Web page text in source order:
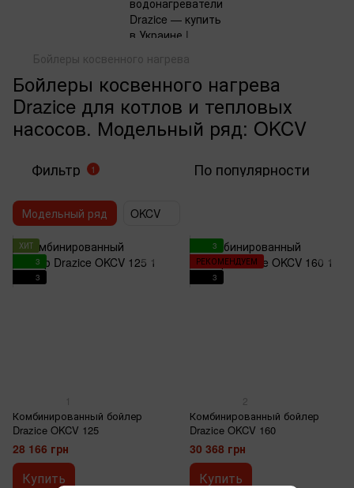
Бойлеры косвенного нагрева
Бойлеры косвенного нагрева
Drazice для котлов и тепловых
насосов. Модельный ряд: OKCV
Фильтр 1 По популярности
Модельный ряд OKCV
ХИТ
3
3
1
Комбинированный бойлер
Drazice OKCV 125
28 166 грн
Купить
3
РЕКОМЕНДУЕМ
3
2
Комбинированный бойлер
Drazice OKCV 160
30 368 грн
Купить